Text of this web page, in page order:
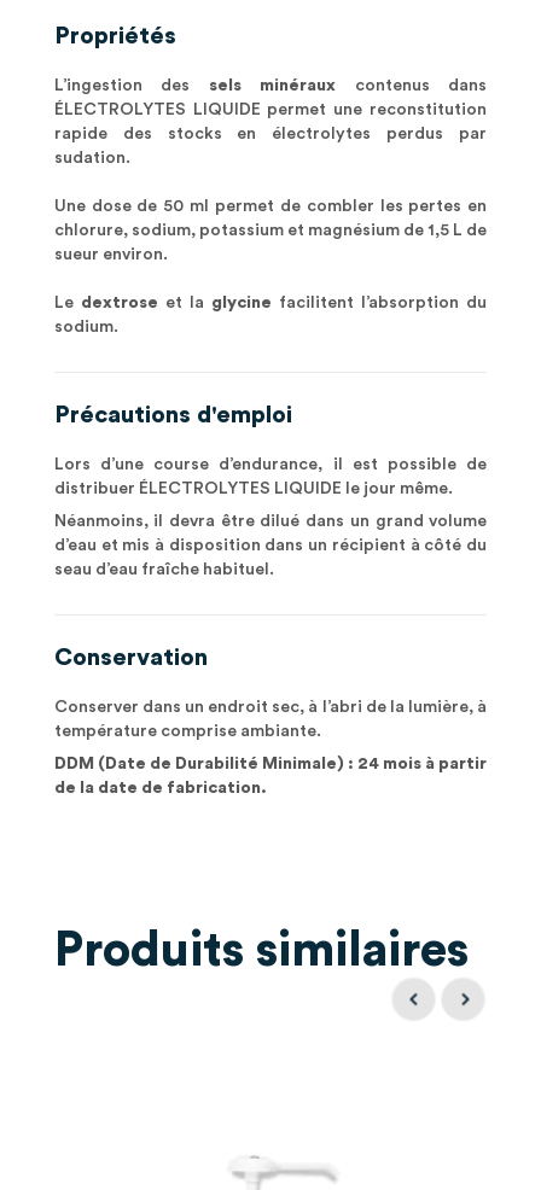
Propriétés
L’ingestion des sels minéraux contenus dans
ÉLECTROLYTES LIQUIDE permet une reconstitution
rapide des stocks en électrolytes perdus par
sudation.
Une dose de 50 ml permet de combler les pertes en
chlorure, sodium, potassium et magnésium de 1,5 L de
sueur environ.
Le dextrose et la glycine facilitent l’absorption du
sodium.
Précautions d'emploi
Lors d’une course d’endurance, il est possible de
distribuer ÉLECTROLYTES LIQUIDE le jour même.
Néanmoins, il devra être dilué dans un grand volume
d’eau et mis à disposition dans un récipient à côté du
seau d’eau fraîche habituel.
Conservation
Conserver dans un endroit sec, à l’abri de la lumière, à
température comprise ambiante.
DDM (Date de Durabilité Minimale) : 24 mois à partir
de la date de fabrication.
Produits similaires